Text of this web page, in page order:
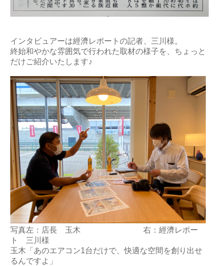
インタビュアーは經濟レポートの記者、三川様。
終始和やかな雰囲気で行われた取材の様子を、ちょっと
だけご紹介いたします♪
写真左：店長 玉木 右：經濟レポー
ト 三川様
玉木「あのエアコン1台だけで、快適な空間を創り出せ
るんですよ」